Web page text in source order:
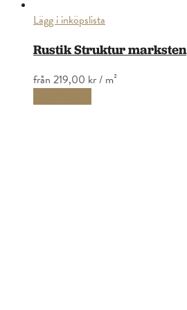
Lägg i inköpslista
Rustik Struktur marksten
från 219,00 kr/ m²